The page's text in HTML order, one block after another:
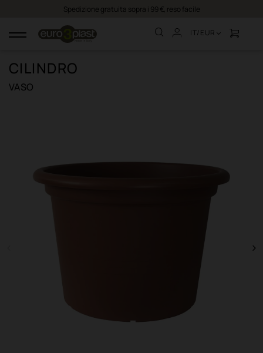
Spedizione gratuita sopra i 99 €, reso facile
navigazione IT/EUR
CILINDRO
VASO